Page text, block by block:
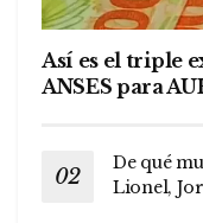
Así es el triple
ANSES para
De qué
Lionel,